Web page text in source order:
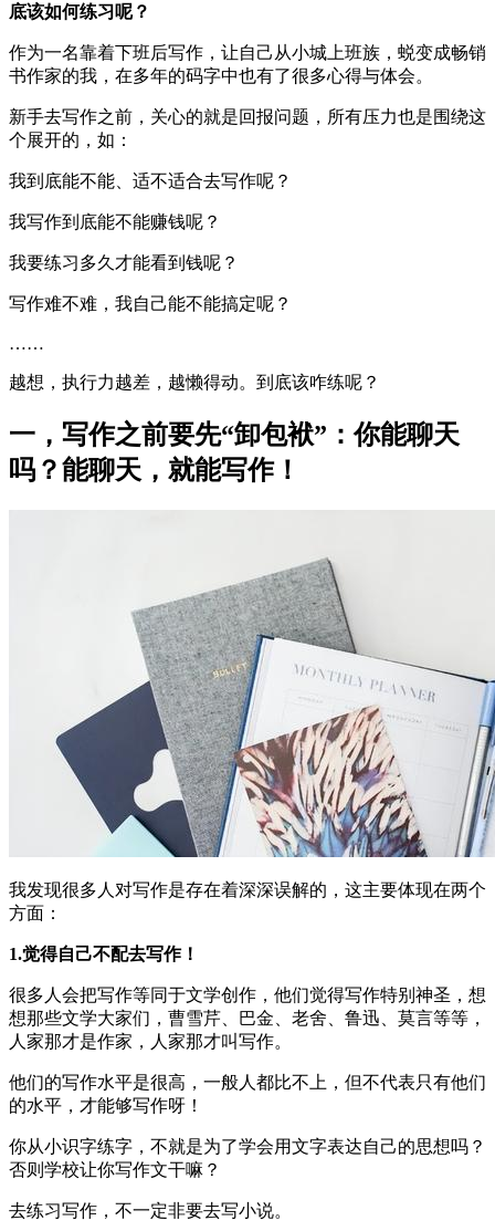
底该如何练习呢？
作为一名靠着下班后写作，让自己从小城上班族，蜕变成畅销
书作家的我，在多年的码字中也有了很多心得与体会。
新手去写作之前，关心的就是回报问题，所有压力也是围绕这
个展开的，如：
我到底能不能、适不适合去写作呢？
我写作到底能不能赚钱呢？
我要练习多久才能看到钱呢？
写作难不难，我自己能不能搞定呢？
……
越想，执行力越差，越懒得动。到底该咋练呢？
一，写作之前要先“卸包袱”：你能聊天
吗？能聊天，就能写作！
我发现很多人对写作是存在着深深误解的，这主要体现在两个
方面：
1.觉得自己不配去写作！
很多人会把写作等同于文学创作，他们觉得写作特别神圣，想
想那些文学大家们，曹雪芹、巴金、老舍、鲁迅、莫言等等，
人家那才是作家，人家那才叫写作。
他们的写作水平是很高，一般人都比不上，但不代表只有他们
的水平，才能够写作呀！
你从小识字练字，不就是为了学会用文字表达自己的思想吗？
否则学校让你写作文干嘛？
去练习写作，不一定非要去写小说。